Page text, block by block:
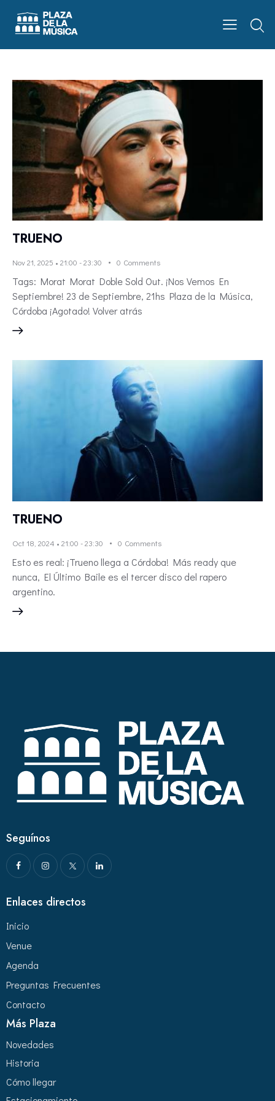
TRUENO
Nov 21, 2025 • 21:00 -23:30 0 Comments
Tags: Morat Morat Doble Sold Out. ¡Nos Vemos En
Septiembre! 23 de Septiembre, 21hs Plaza de la Música,
Córdoba ¡Agotado! Volver atrás
TRUENO
Oct 18, 2024 • 21:00 -23:30 0 Comments
Esto es real: ¡Trueno llega a Córdoba! Más ready que
nunca, El Último Baile es el tercer disco del rapero
argentino.
Seguínos
Enlaces directos
Inicio
Venue
Agenda
Preguntas Frecuentes
Contacto
Más Plaza
Novedades
Historia
Cómo llegar